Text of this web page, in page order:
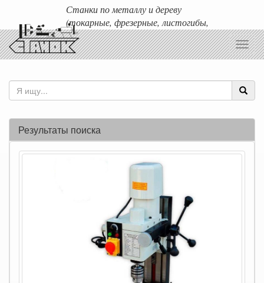
Станки по металлу и дереву
(токарные, фрезерные, листогибы,
гильотины и т.д.)
Доставка любых станков по России и ближнему зарубежью.
Результаты поиска